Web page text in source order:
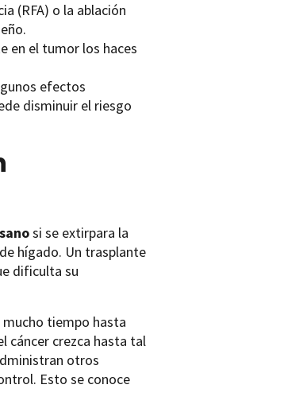
(RFA) o la ablación
en el tumor los haces
efectos
disminuir el riesgo
si se extirpara la
hígado. Un trasplante
dificulta su
mucho tiempo hasta
cáncer crezca hasta tal
otros
Esto se conoce